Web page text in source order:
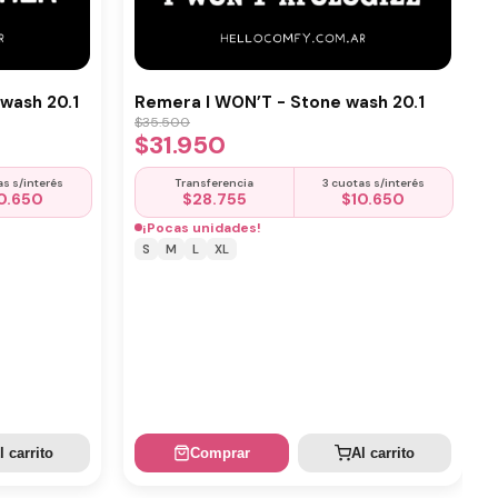
20.1
s/interés
carrito
Remera I WON’T - Stone wash 20.1
$35.500
$31.950
Transferencia
$28.755
3 cuotas s/interés
$10.650
¡Pocas unidades!
S M L XL
Comprar Al carrito